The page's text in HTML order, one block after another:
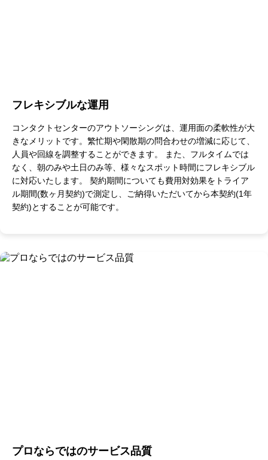
フレキシブルな運用
コンタクトセンターのアウトソーシングは、運用面の柔軟性が大
きなメリットです。繁忙期や閑散期の問合わせの増減に応じて、
人員や回線を調整することができます。 また、フルタイムでは
なく、朝のみや土日のみ等、様々なスポット時間にフレキシブル
に対応いたします。 契約期間についても費用対効果をトライア
ル期間(数ヶ月契約)で測定し、ご納得いただいてから本契約(1年
契約)とすることが可能です。
プロならではのサービス品質